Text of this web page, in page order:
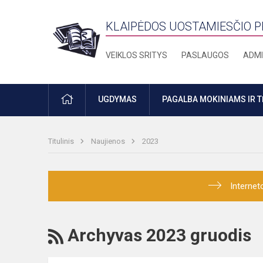
KLAIPĖDOS UOSTAMIESČIO
VEIKLOS SRITYS PASLAUGOS
PRADŽIAUGDYMAS PAGALBA MOKINIAMS IR
Titulinis Naujienos 2023
RSS
Archyvas 2023 gruodis